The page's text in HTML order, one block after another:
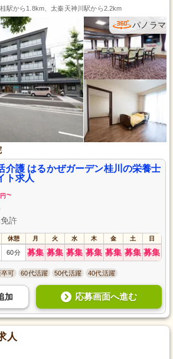
駅から1.8km、太秦天神川駅から2.2km
パノラマ
介護 はるかぜガーデン桂川の栄養士
ト求人
円 ~
許
休憩 月 火 水 木 金 土 日
60分 募集 募集 募集 募集 募集 募集 募集
卒可 60代活躍 50代活躍 40代活躍
加 応募画面へ進む
人